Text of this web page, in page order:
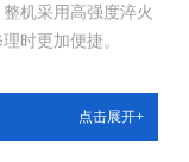
机采用高强度淬火
时更加便捷。
点击展开+